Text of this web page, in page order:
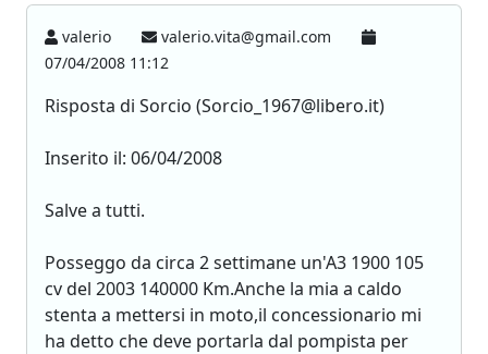
valerio
valerio.vita@gmail.com
07/04/2008 11:12
Risposta di Sorcio (Sorcio_1967@libero.it)
Inserito il: 06/04/2008
Salve a tutti.
Posseggo da circa 2 settimane un'A3 1900 105
cv del 2003 140000 Km.Anche la mia a caldo
stenta a mettersi in moto,il concessionario mi
ha detto che deve portarla dal pompista per